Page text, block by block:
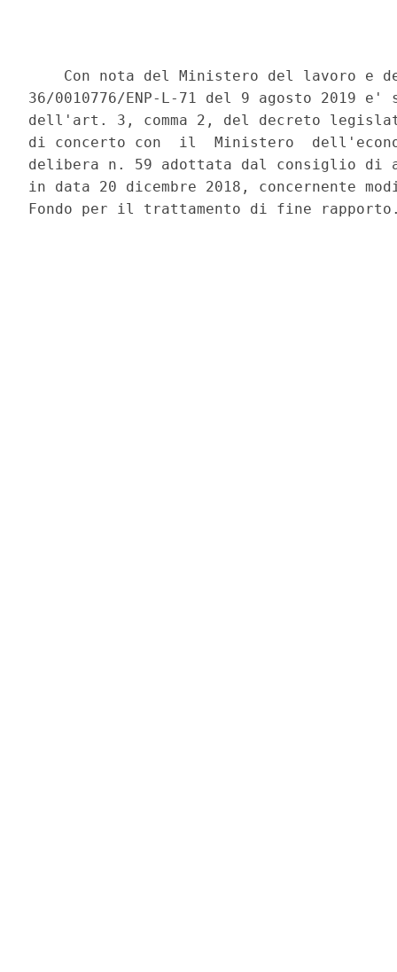
Con nota del Ministero del lavoro e
36/0010776/ENP-L-71 del 9 agosto 2019
dell'art. 3, comma 2, del decreto
di concerto con  il  Ministero
delibera n. 59 adottata dal consiglio di
in data 20 dicembre 2018, concernente